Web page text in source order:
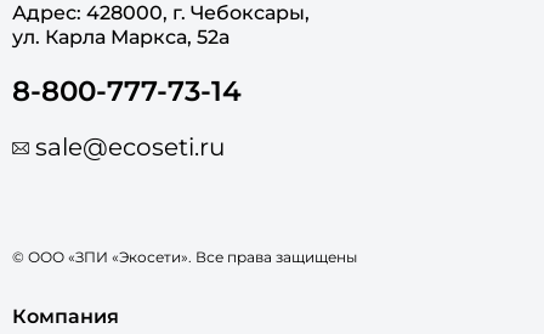
Адрес: 428000, г. Чебоксары,
ул. Карла Маркса, 52а
8-800-777-73-14
sale@ecoseti.ru
© ООО «ЗПИ «Экосети». Все права защищены
Компания